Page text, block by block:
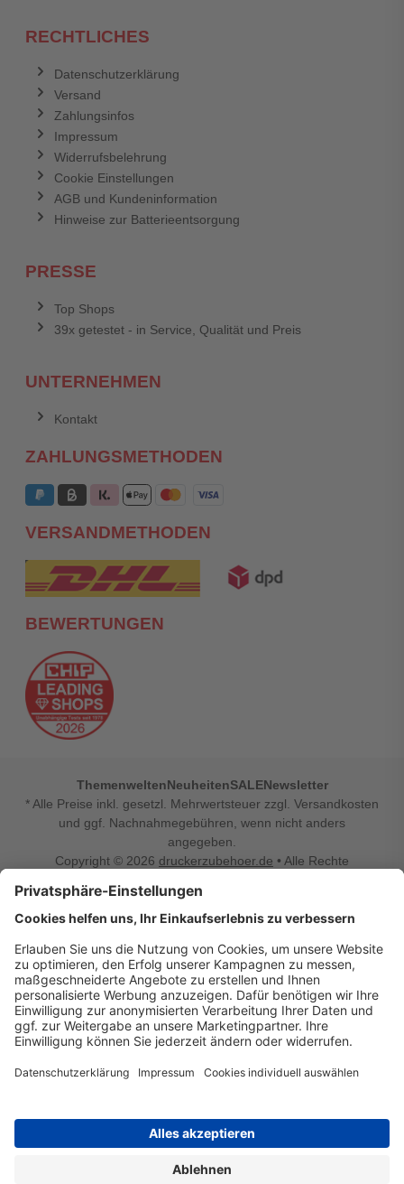
RECHTLICHES
Datenschutzerklärung
Versand
Zahlungsinfos
Impressum
Widerrufsbelehrung
Cookie Einstellungen
AGB und Kundeninformation
Hinweise zur Batterieentsorgung
PRESSE
Top Shops
39x getestet - in Service, Qualität und Preis
UNTERNEHMEN
Kontakt
ZAHLUNGSMETHODEN
VERSANDMETHODEN
BEWERTUNGEN
ThemenweltenNeuheitenSALENewsletter
* Alle Preise inkl. gesetzl. Mehrwertsteuer zzgl. Versandkosten
und ggf. Nachnahmegebühren, wenn nicht anders
angegeben.
Copyright © 2026 druckerzubehoer.de • Alle Rechte
Vertrag widerrufen
Druckerzubehoer.de – preiswerte Qualität für Ihr Office
Sie sind auf der Suche nach dem passenden Druckerzubehör
oder Zubehör für das Büro, den Computer oder Ihr
Smartphone? Dann sind Sie bei Druckerzubehoer.de genau
richtig! Unser breites Sortiment bietet unter anderem Tinte
und Toner für alle gängigen Druckermodelle – großer sowie
kleiner Hersteller. Zugleich sind wir Ihr Online Fachhandel für
einrichten, die Werkstatt ausstatten oder den Alltag mit
was Ihren Arbeitsplatz noch komfortabler macht, finden Sie
bei uns auch Bastelspaß, Schulbedarf, Beleuchtung,
für die ganze Familie. Entdecken Sie günstige Angebote und